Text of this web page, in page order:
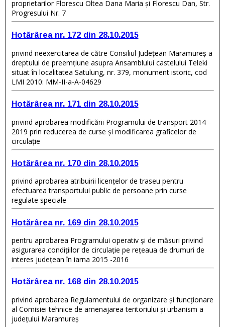
proprietarilor Florescu Oltea Dana Maria şi Florescu Dan, Str.
Progresului Nr. 7
Hotărârea nr. 172 din 28.10.2015
privind neexercitarea de către Consiliul Judeţean Maramureş a
dreptului de preemţiune asupra Ansamblului castelului Teleki
situat în localitatea Satulung, nr. 379, monument istoric, cod
LMI 2010: MM-II-a-A-04629
Hotărârea nr. 171 din 28.10.2015
privind aprobarea modificării Programului de transport 2014 –
2019 prin reducerea de curse şi modificarea graficelor de
circulaţie
Hotărârea nr. 170 din 28.10.2015
privind aprobarea atribuirii licenţelor de traseu pentru
efectuarea transportului public de persoane prin curse
regulate speciale
Hotărârea nr. 169 din 28.10.2015
pentru aprobarea Programului operativ şi de măsuri privind
asigurarea condiţiilor de circulaţie pe reţeaua de drumuri de
interes judeţean în iarna 2015 -2016
Hotărârea nr. 168 din 28.10.2015
privind aprobarea Regulamentului de organizare şi funcţionare
al Comisiei tehnice de amenajarea teritoriului şi urbanism a
judeţului Maramureş